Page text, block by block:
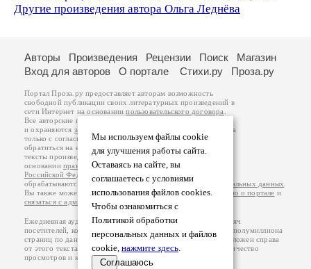
Другие произведения автора Ольга Леднёва
Мы используем файлы cookie
для улучшения работы сайта.
Оставаясь на сайте, вы
соглашаетесь с условиями
использования файлов cookies.
Чтобы ознакомиться с
Политикой обработки
персональных данных и файлов
cookie, нажмите здесь.
Соглашаюсь
Авторы Произведения Рецензии Поиск
Магазин
Вход для авторов
О портале Стихи.ру Проза.ру
Портал Проза.ру предоставляет авторам возможность
свободной публикации своих литературных произведений в
сети Интернет на основаниипользовательского договора
Все авторские права на произведения принадлежат авторам
и охраняются законом
. Перепечатка произведений возможна
только с согласия его автора, к которому вы можете
обратиться на его авторской странице. Ответственность за
тексты произведений авторы несут самостоятельно на
основанииправил публикацииизаконодательства
Российской Федерации
обрабатываются на основанииПолитики обработки персональных данных
Вы также можете посмотреть более подробнуюинформацию о портале и
связаться с администрацией
Ежедневная аудитория портала Проза.ру – порядка 100 тысяч
посетителей, которые в общей сумме просматривают более полумиллиона
страниц по данным счетчика посещаемости, который расположен справа
от этого текста. В каждой графе указано по две цифры: количество
просмотров и количество посетителей.